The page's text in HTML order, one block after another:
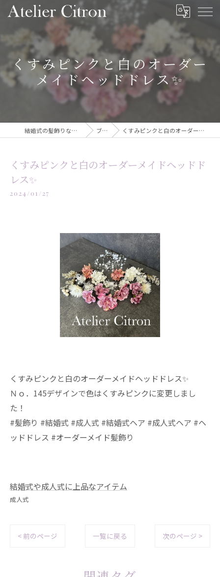
くすみピンクと白のオーダー
メイドヘッドドレス✨️
結婚式の髪飾りならAtelier Citron ブログ くすみピンクと白のオーダーメイドヘッドドレス✨️
くすみピンクと白のオーダーメイドヘッドド
レス✨️
2024/01/27
くすみピンクと白のオーダーメイドヘッドドレス✨️
Ｎｏ．145デザインで色はくすみピンクに変更しまし
た！
#髪飾り #結婚式 #成人式 #結婚式ヘア #成人式ヘア #ヘ
ッドドレス #オーダーメイド髪飾り
結婚式や成人式に上品なアイテム
成人式
< 前のページ 一覧に戻る 次のページ >